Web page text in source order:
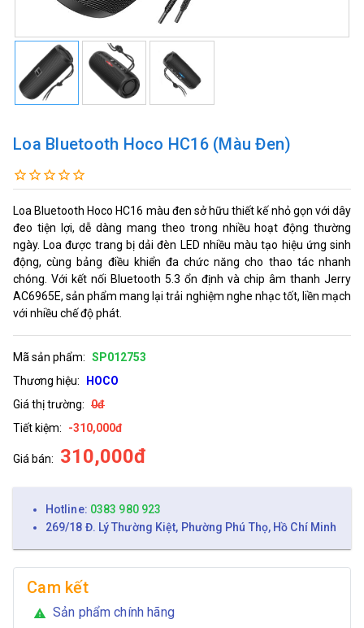
Loa Bluetooth Hoco HC16 (Màu Đen)
Loa Bluetooth Hoco HC16 màu đen sở hữu thiết kế nhỏ gọn với dây
đeo tiện lợi, dễ dàng mang theo trong nhiều hoạt động thường
ngày. Loa được trang bị dải đèn LED nhiều màu tạo hiệu ứng sinh
động, cùng bảng điều khiển đa chức năng cho thao tác nhanh
chóng. Với kết nối Bluetooth 5.3 ổn định và chip âm thanh Jerry
AC6965E, sản phẩm mang lại trải nghiệm nghe nhạc tốt, liền mạch
với nhiều chế độ phát.
Mã sản phẩm: SP012753
Thương hiệu:
HOCO
Giá thị trường: 0đ
Tiết kiệm:
-310,000đ
Giá bán: 310,000đ
Hotline: 0383 980 923
269/18 Đ. Lý Thường Kiệt, Phường Phú Thọ, Hồ Chí Minh
Cam kết
warning Sản phẩm chính hãng